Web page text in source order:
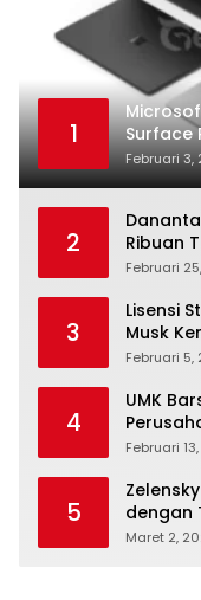
1
Surface
Februari 3,
2
Ribuan
Februari
3
Lisensi
Musk
Februari 5,
4
UMK
Februari
5
dengan
Maret 2,